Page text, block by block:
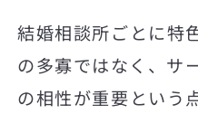
結婚相談所ごとに特
の多寡ではなく、サ
の相性が重要という